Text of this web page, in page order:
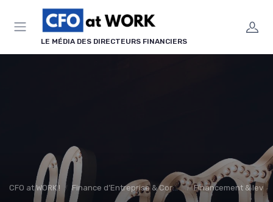
LE MÉDIA DES DIRECTEURS FINANCIERS
CFO at WORK ! Finance d’Entreprise & Corporate Finance Financement &
Panneau de gestion des cookies